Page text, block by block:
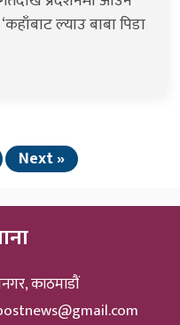
ल्याउ बाबा पिडा
Next »
काठमाडौं